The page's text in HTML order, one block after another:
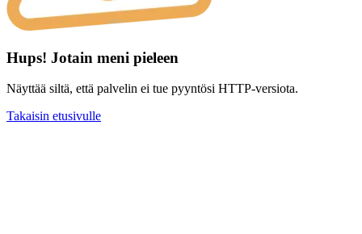
Hups! Jotain meni pieleen
Näyttää siltä, että palvelin ei tue pyyntösi HTTP-versiota.
Takaisin etusivulle